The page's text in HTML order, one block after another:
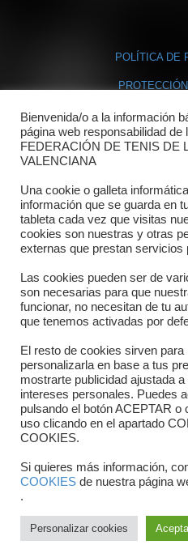
POLÍTICA DE
POLÍTICA
Dónde
Directorio
Formulario
Bienvenida/o a la información
página web responsabilidad de
FEDERACIÓN DE TENIS DE
VALENCIANA
Una cookie o galleta
información que se guarda en
tableta cada vez que visitas
cookies son nuestras y otras
externas que prestan servicios
Las cookies pueden ser de
son necesarias para que
funcionar, no necesitan de tu
que tenemos activadas por
El resto de cookies sirven
personalizarla en base a tus
mostrarte publicidad ajustada
intereses personales. Puedes
pulsando el botón ACEPTAR
uso clicando en el apartado
COOKIES.
Si quieres más información,
COOKIES de nuestra página
.
Personalizar cookies